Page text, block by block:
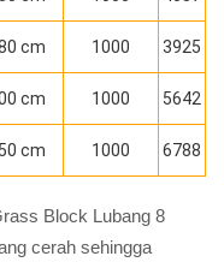
cm 1000 3925
cm 1000 5642
cm 1000 6788
Block Lubang 8
cerah sehingga